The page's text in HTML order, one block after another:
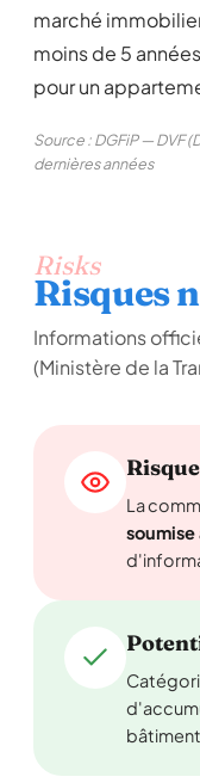
marché
moins de 5
pour un
Source : DGFiP — DVF
dernières années
Risks
Risques
Informations
(Ministère de la
La